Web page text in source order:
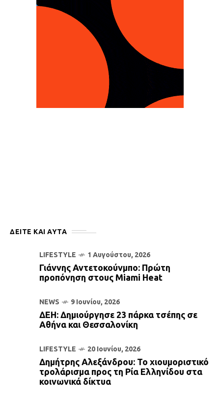
ΔΕΙΤΕ ΚΑΙ ΑΥΤΆ
LIFESTYLE 1 Αυγούστου, 2026
Γιάννης Αντετοκούνμπο: Πρώτη
προπόνηση στους Miami Heat
NEWS 9 Ιουνίου, 2026
ΔΕΗ: Δημιούργησε 23 πάρκα τσέπης σε
Αθήνα και Θεσσαλονίκη
LIFESTYLE 20 Ιουνίου, 2026
Δημήτρης Αλεξάνδρου: Το χιουμοριστικό
τρολάρισμα προς τη Ρία Ελληνίδου στα
κοινωνικά δίκτυα